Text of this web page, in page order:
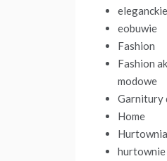
eobuwie
Fashion
Fashion
modowe
Garnitury
Home